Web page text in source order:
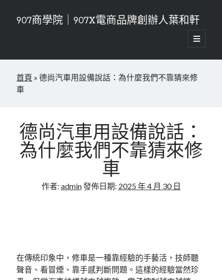
907商學院｜907X電商品牌創辦人葉和軒
開
啟
要
單
資
訊
欄
搜尋
新零售時代的生存法則！907商學院打造無縫接軌的消費體驗
連鎖加盟的乘法效應！907商學院教你如何成功複製一百家店
告別管理內耗！907商學院高效組織賦能讓團隊自驅運轉你只需負責喝
咖啡
從零到億的增長密碼！907商學院流量變現課打造高留存的私域閉環
品牌視覺傳達，907商學院讓你的品牌更有質感
首頁 »德尚汽車用設備說話：為什麼我們不靠猜來修
車
德尚汽車用設備說話：
為什麼我們不靠猜來修
車
作者: admin發佈日期: 2025 年 4 月 30 日
在傳統印象中，修車是一種靠經驗的手藝活，技師聽
聲音、看冒煙、靠手感判斷問題。這樣的經驗當然珍